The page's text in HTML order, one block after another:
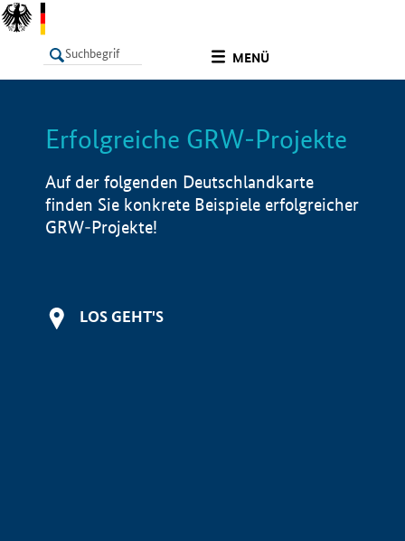
MENÜ
LISTE Info
Erfolgreiche GRW-Projekte
Auf der folgenden Deutschlandkarte
finden Sie konkrete Beispiele erfolgreicher
GRW-Projekte!
LOS GEHT'S